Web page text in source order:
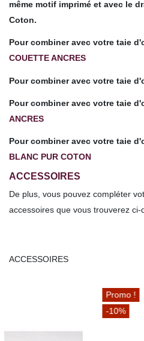
même motif imprimé et avec le
Coton.
Pour combiner avec votre taie
COUETTE ANCRES
Pour combiner avec votre taie
Pour combiner avec votre taie
ANCRES
Pour combiner avec votre taie
BLANC PUR COTON
ACCESSOIRES
De plus, vous pouvez compléter
accessoires que vous trouverez ci-
ACCESSOIRES